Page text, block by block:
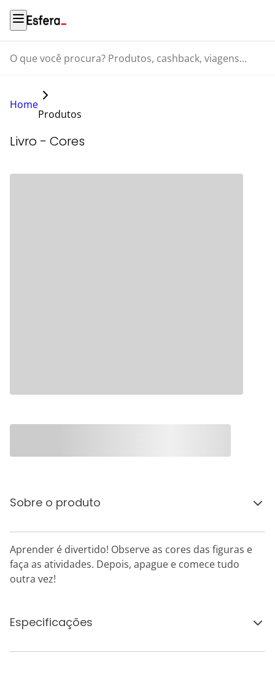
O que você procura? Produtos, cashback, viagens...
Home
Produtos
Livro - Cores
Sobre o produto
Aprender é divertido! Observe as cores das figuras e
faça as atividades. Depois, apague e comece tudo
outra vez!
Especificações